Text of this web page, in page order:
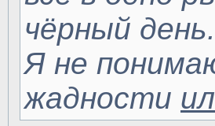
чёрный
Я не
жадности